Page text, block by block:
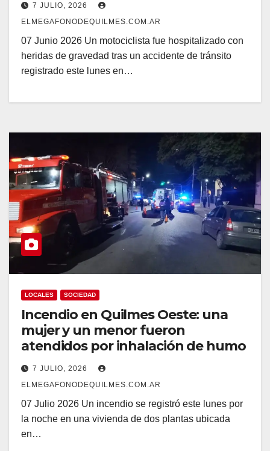
7 JULIO, 2026
ELMEGAFONODEQUILMES.COM.AR
07 Junio 2026 Un motociclista fue hospitalizado con
heridas de gravedad tras un accidente de tránsito
registrado este lunes en…
LOCALES SOCIEDAD
Incendio en Quilmes Oeste: una
mujer y un menor fueron
atendidos por inhalación de humo
7 JULIO, 2026
ELMEGAFONODEQUILMES.COM.AR
07 Julio 2026 Un incendio se registró este lunes por
la noche en una vivienda de dos plantas ubicada
en…